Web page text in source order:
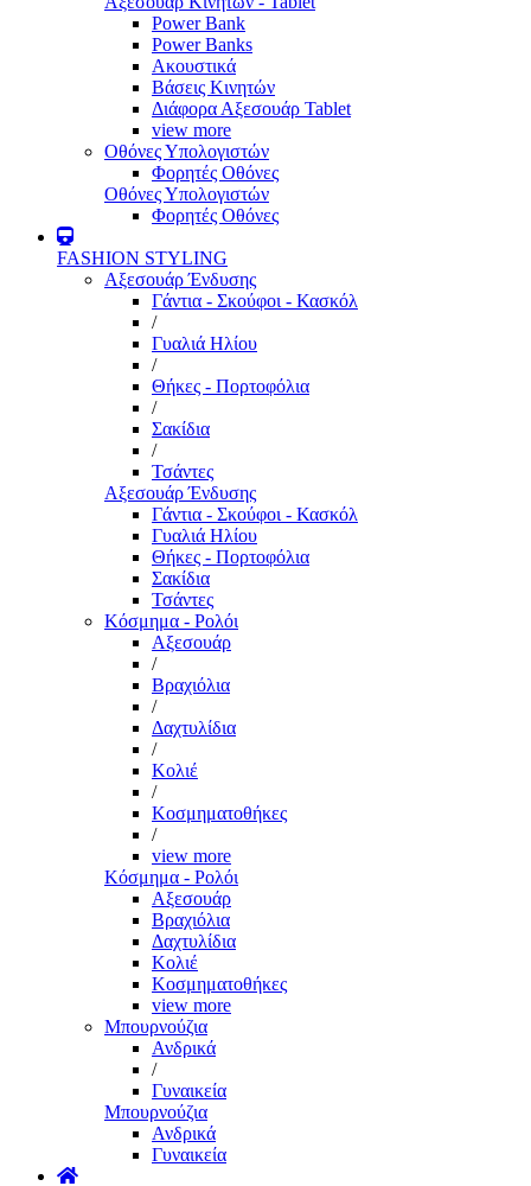
Power Bank
Power Banks
Ακουστικά
Βάσεις Κινητών
Διάφορα Αξεσουάρ Tablet
view more
Οθόνες Υπολογιστών
Φορητές Οθόνες
Οθόνες Υπολογιστών
Φορητές Οθόνες
FASHION STYLING
Αξεσουάρ Ένδυσης
Γάντια - Σκούφοι - Κασκόλ
/
Γυαλιά Ηλίου
/
Θήκες - Πορτοφόλια
/
Σακίδια
/
Τσάντες
Αξεσουάρ Ένδυσης
Γάντια - Σκούφοι - Κασκόλ
Γυαλιά Ηλίου
Θήκες - Πορτοφόλια
Σακίδια
Τσάντες
Κόσμημα - Ρολόι
Αξεσουάρ
/
Βραχιόλια
/
Δαχτυλίδια
/
Κολιέ
/
Κοσμηματοθήκες
/
view more
Κόσμημα - Ρολόι
Αξεσουάρ
Βραχιόλια
Δαχτυλίδια
Κολιέ
Κοσμηματοθήκες
view more
Μπουρνούζια
Ανδρικά
/
Γυναικεία
Μπουρνούζια
Ανδρικά
Γυναικεία